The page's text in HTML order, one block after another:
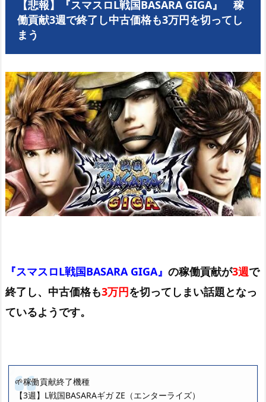
【悲報】『スマスロL戦国BASARA GIGA』 稼
働貢献3週で終了し中古価格も3万円を切ってし
まう
『スマスロL戦国BASARA GIGA』 の稼働貢献が3週で
終了し、中古価格も3万円を切ってしまい話題となっ
ているようです。
🌱稼働貢献終了機種
【3週】L戦国BASARAギガ ZE（エンターライズ）